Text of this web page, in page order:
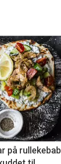
på rullekebab